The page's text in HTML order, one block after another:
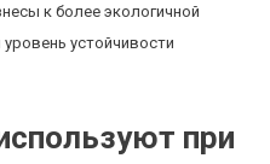
к более экологичной
устойчивости
при